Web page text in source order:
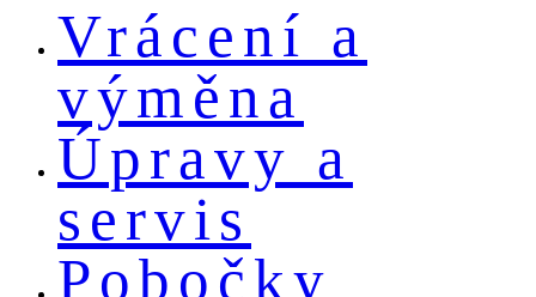
Vrácení a
výměna
Úpravy a
servis
Pobočky